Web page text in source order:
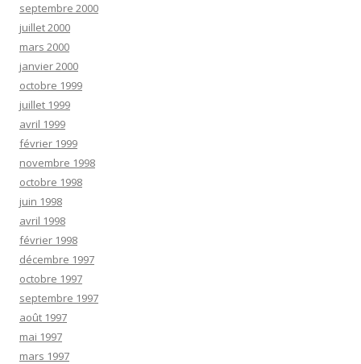
septembre 2000
juillet 2000
mars 2000
janvier 2000
octobre 1999
juillet 1999
avril 1999
février 1999
novembre 1998
octobre 1998
juin 1998
avril 1998
février 1998
décembre 1997
octobre 1997
septembre 1997
août 1997
mai 1997
mars 1997